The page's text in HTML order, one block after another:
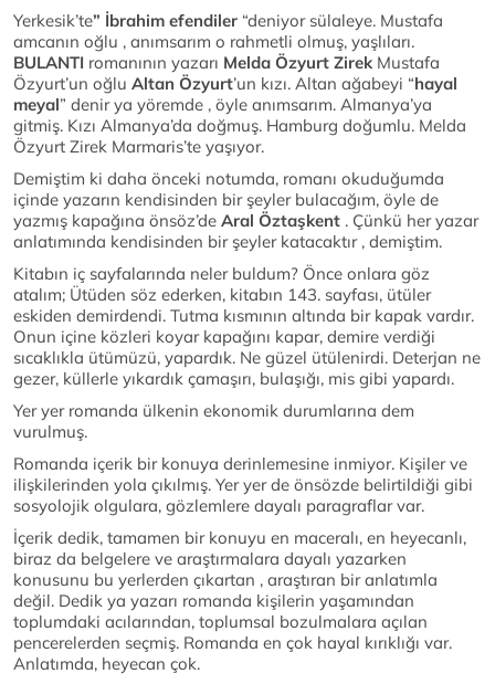
Yerkesik’te” İbrahim efendiler “deniyor sülaleye. Mustafa
amcanın oğlu , anımsarım o rahmetli olmuş, yaşlıları.
BULANTI romanının yazarı Melda Özyurt Zirek Mustafa
Özyurt’un oğlu Altan Özyurt’un kızı. Altan ağabeyi “hayal
meyal” denir ya yöremde , öyle anımsarım. Almanya’ya
gitmiş. Kızı Almanya’da doğmuş. Hamburg doğumlu. Melda
Özyurt Zirek Marmaris’te yaşıyor.
Demiştim ki daha önceki notumda, romanı okuduğumda
içinde yazarın kendisinden bir şeyler bulacağım, öyle de
yazmış kapağına önsöz’de Aral Öztaşkent . Çünkü her yazar
anlatımında kendisinden bir şeyler katacaktır , demiştim.
Kitabın iç sayfalarında neler buldum? Önce onlara göz
atalım; Ütüden söz ederken, kitabın 143. sayfası, ütüler
eskiden demirdendi. Tutma kısmının altında bir kapak vardır.
Onun içine közleri koyar kapağını kapar, demire verdiği
sıcaklıkla ütümüzü, yapardık. Ne güzel ütülenirdi. Deterjan ne
gezer, küllerle yıkardık çamaşırı, bulaşığı, mis gibi yapardı.
Yer yer romanda ülkenin ekonomik durumlarına dem
vurulmuş.
Romanda içerik bir konuya derinlemesine inmiyor. Kişiler ve
ilişkilerinden yola çıkılmış. Yer yer de önsözde belirtildiği gibi
sosyolojik olgulara, gözlemlere dayalı paragraflar var.
İçerik dedik, tamamen bir konuyu en maceralı, en heyecanlı,
biraz da belgelere ve araştırmalara dayalı yazarken
konusunu bu yerlerden çıkartan , araştıran bir anlatımla
değil. Dedik ya yazarı romanda kişilerin yaşamından
toplumdaki acılarından, toplumsal bozulmalara açılan
pencerelerden seçmiş. Romanda en çok hayal kırıklığı var.
Anlatımda, heyecan çok.